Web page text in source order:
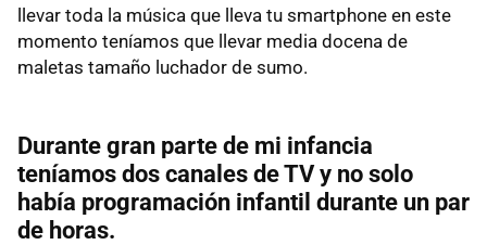
llevar toda la música que lleva tu smartphone en este
momento teníamos que llevar media docena de
maletas tamaño luchador de sumo.
Durante gran parte de mi infancia
teníamos dos canales de TV y no solo
había programación infantil durante un par
de horas.